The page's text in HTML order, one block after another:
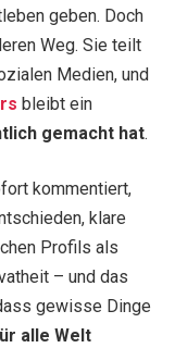
geben. Doch
Weg. Sie teilt
Medien, und
bleibt ein
gemacht hat.
kommentiert,
klare
Profils als
– und das
gewisse Dinge
alle Welt